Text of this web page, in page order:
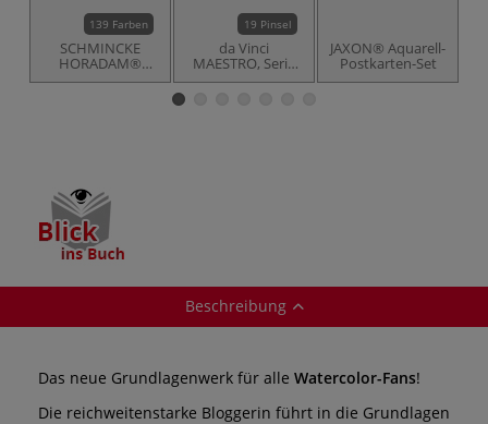
139 Farben
SCHMINCKE
HORADAM®
Künstler-
19 Pinsel
da Vinci
MAESTRO, Serie
35, rund,
JAXON® Aquarell-
Postkarten-Set
Beschreibung
Das neue Grundlagenwerk für alle Watercolor-Fans!
Die reichweitenstarke Bloggerin führt in die Grundlagen